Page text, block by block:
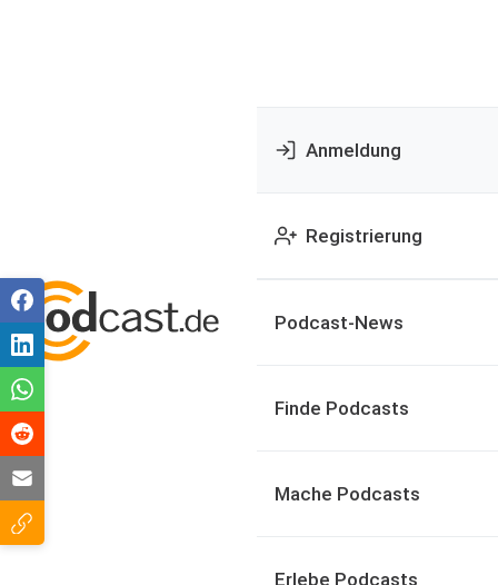
Anmeldung
Registrierung
Podcast-News
Finde Podcasts
Mache Podcasts
Erlebe Podcasts